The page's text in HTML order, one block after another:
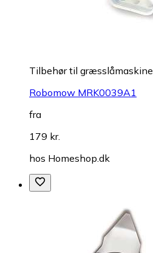
Tilbehør til græsslåmaskine
Robomow MRK0039A1
fra
179 kr.
hos Homeshop.dk